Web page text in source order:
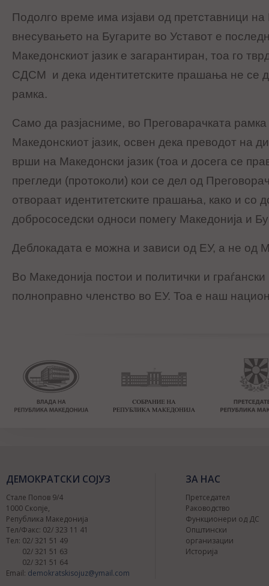
Подолго време има изјави од претставници на
внесувањето на Бугарите во Уставот е
Македонскиот јазик е загарантиран, тоа го
СДСМ и дека идентитетските прашања не се
рамка.
Само да разјасниме, во Преговарачката
Македонскиот јазик, освен дека преводот на
врши на Македонски јазик (тоа и досега се
прегледи (протоколи) кои се дел од
отвораат идентитетските прашања, како и со
добрососедски односи помегу Македонија и
Деблокадата е можна и зависи од ЕУ, а не од
Во Македонија постои и политички и граѓански
полноправно членство во ЕУ. Тоа е наш
ДЕМОКРАТСКИ СОЈУЗ
Стале Попов 9/4
1000 Скопје,
Република Македонија
Тел/Факс: 02/ 323 11 41
Тел: 02/ 321 51 49
02/ 321 51 63
02/ 321 51 64
Email: demokratskisojuz@ymail.com
ЗА НАС
Претседател
Раководство
Функционери од ДС
Општински
организации
Историја